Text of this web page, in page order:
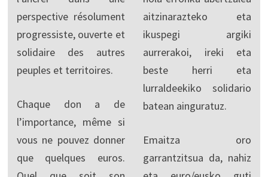
perspective résolument
progressiste, ouverte et
solidaire des autres
peuples et territoires.
Chaque don a de
l’importance, même si
vous ne pouvez donner
que quelques euros.
aitzinarazteko eta
ikuspegi argiki
aurrerakoi, ireki eta
beste herri eta
lurraldeekiko solidario
batean ainguratuz.
Emaitza oro
garrantzitsua da, nahiz